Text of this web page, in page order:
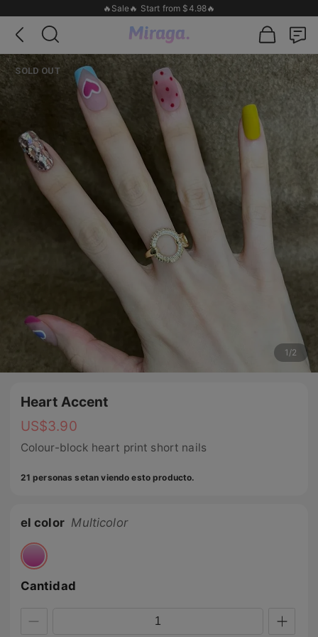
🔥Sale🔥 Start from $4.98🔥
SOLD OUT
1 /2
Heart Accent
US$3.90
Colour-block heart print short nails
21 personas setan viendo esto producto.
el color Multicolor
Cantidad